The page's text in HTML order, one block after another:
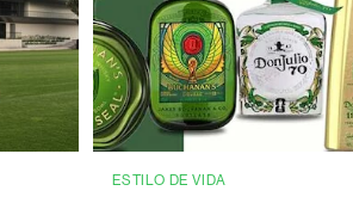
ESTILO DE VIDA